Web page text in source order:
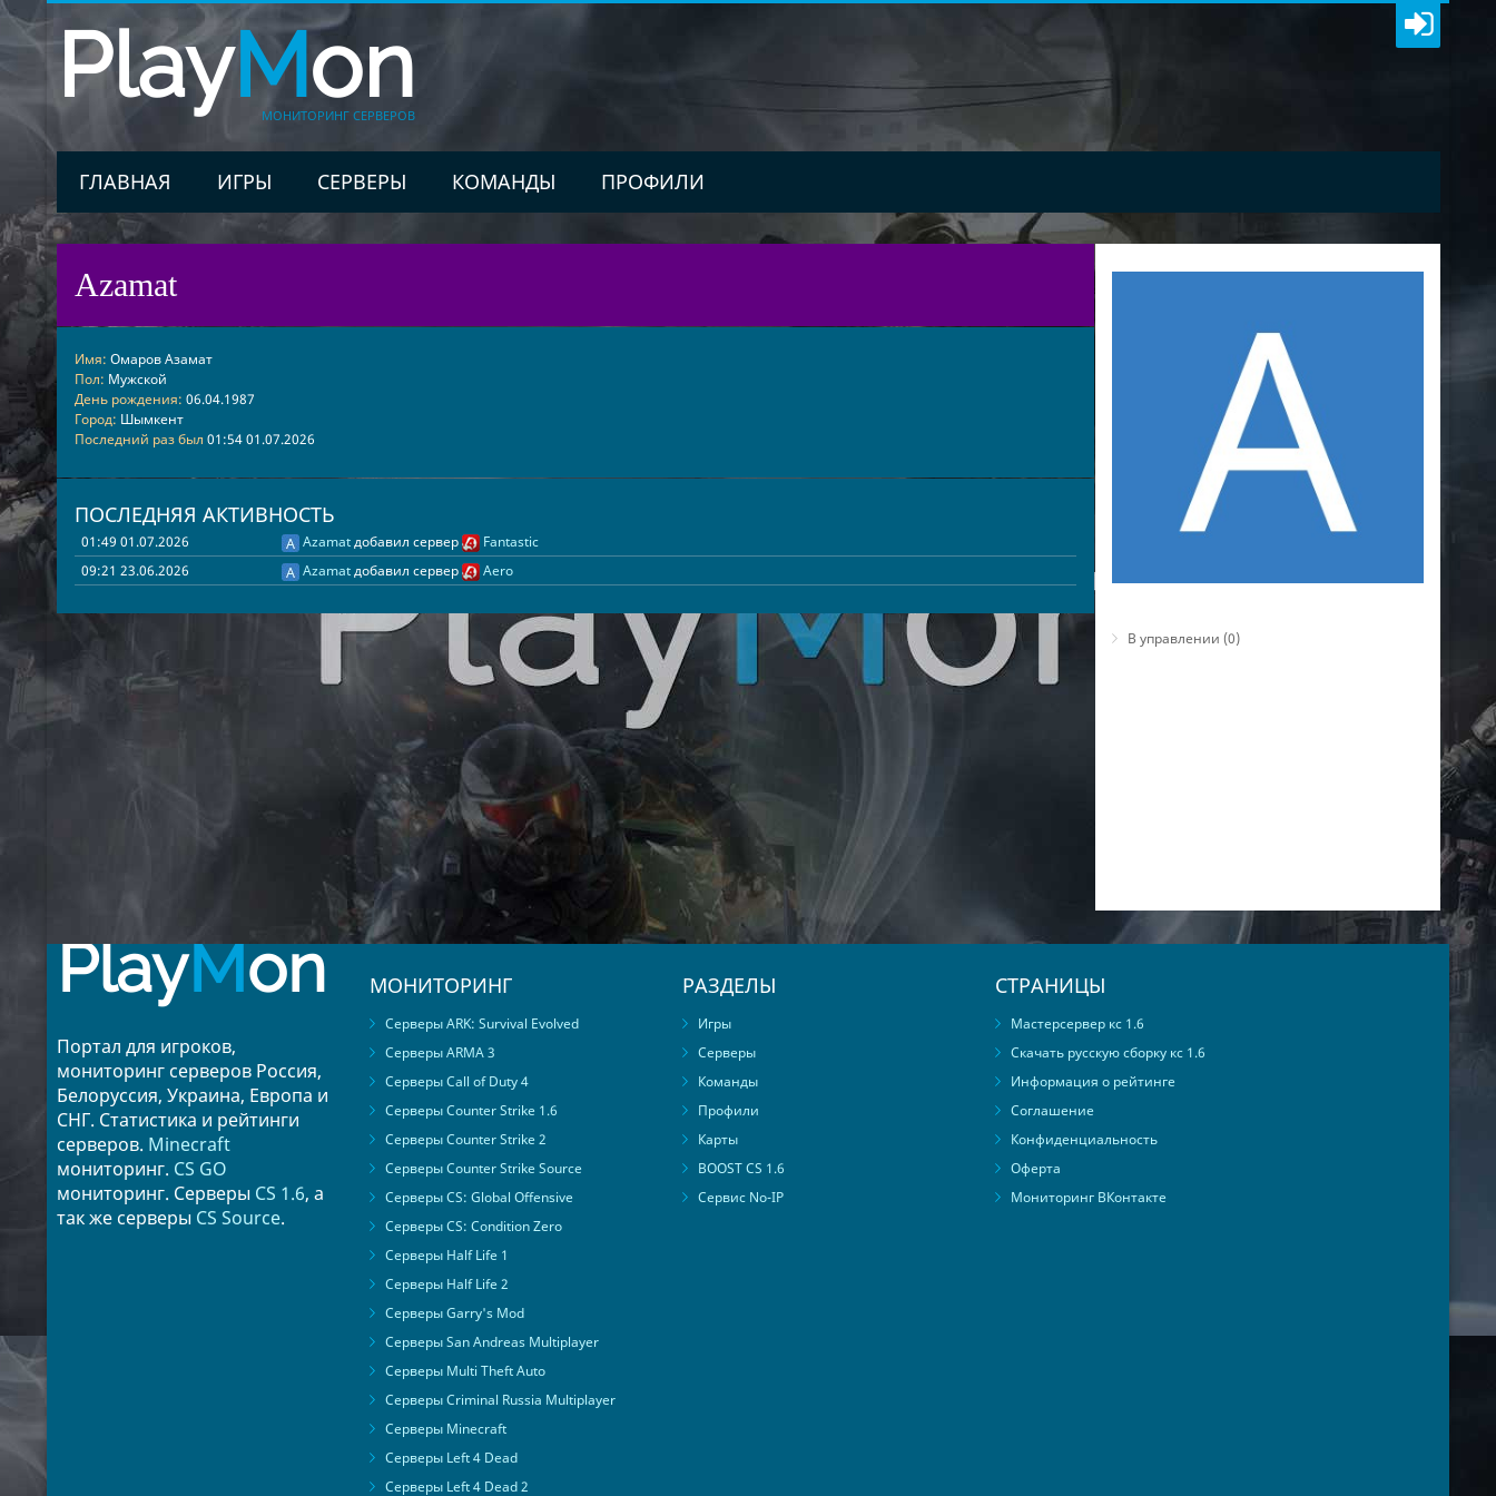
PlayMon
МОНИТОРИНГ СЕРВЕРОВ
ГЛАВНАЯ ИГРЫ СЕРВЕРЫ КОМАНДЫ ПРОФИЛИ
Azamat
Имя: Омаров Азамат
Пол: Мужской
День рождения: 06.04.1987
Город: Шымкент
Последний раз был 01:54 01.07.2026
ПОСЛЕДНЯЯ АКТИВНОСТЬ
01:49 01.07.2026 Azamatдобавил сервер
Fantastic
09:21 23.06.2026
Azamatдобавил сервер Aero
В управлении (0)
PlayMon
Портал для игроков,
мониторинг серверов Россия,
Белоруссия, Украина, Европа и
СНГ. Статистика и рейтинги
серверов. Minecraft
мониторинг. CS GO
мониторинг. Серверы CS 1.6, а
так же серверы CS Source.
МОНИТОРИНГ
Серверы ARK: Survival Evolved
Серверы ARMA 3
Серверы Call of Duty 4
Серверы Counter Strike 1.6
Серверы Counter Strike 2
Серверы Counter Strike Source
Серверы CS: Global Offensive
Серверы CS: Condition Zero
Серверы Half Life 1
Серверы Half Life 2
Серверы Garry's Mod
Серверы San Andreas Multiplayer
Серверы Multi Theft Auto
Серверы Criminal Russia Multiplayer
Серверы Minecraft
Серверы Left 4 Dead
Серверы Left 4 Dead 2
РАЗДЕЛЫ
Игры
Серверы
Команды
Профили
Карты
BOOST CS 1.6
Сервис No-IP
СТРАНИЦЫ
Мастерсервер кс 1.6
Скачать русскую сборку кс 1.6
Информация о рейтинге
Соглашение
Конфиденциальность
Оферта
Мониторинг ВКонтакте